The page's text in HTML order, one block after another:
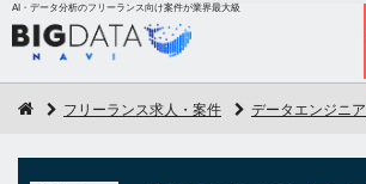
AI・データ分析のフリーランス向け案件が業界最大級
フリーランス求人・案件 データエンジニア